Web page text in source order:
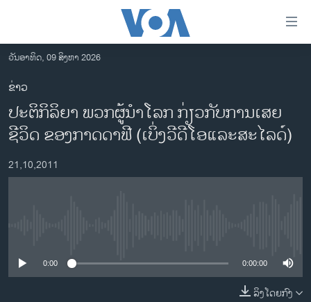
ເຂົ້າ
ຫາ
ຂ້າມ
ຂ້າມ
ຂ້າມ
ໄປ
ຫາ
ຊອກ
ອາເມຣິກາ
ການເລືອກຕັ້ງ ປະທານາທີບໍດີ ສະຫະລັດ 2024
ຂ່າວ​ຈີນ
ຊີວິດຊາວລາວ
ວັນອາທິດ, 09 ສິງຫາ 2026
ຂ່າວ
ປະຕິກິລິຍາ ພວກຜູ້ນຳໂລກ ກ່ຽວກັບການເສຍ
ຊີວິດ ຂອງກາດດາຟີ (ເບິ່ງວີດີໂອແລະສະໄລດ໌)
21,10,2011
0:00 0:00:00
ລິງໂດຍກົງ